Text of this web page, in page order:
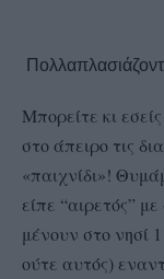
Μπορείτε κι
στο άπειρο τις
«παιχνίδι»!
είπε “αιρετός”
μένουν στο νησί
ούτε αυτός)